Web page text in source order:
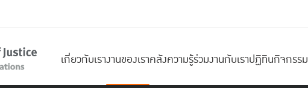
เกี่ยวกับเรางานของเราคลังความรู้ร่วมงานกับเราปฏิทินกิจกรรม